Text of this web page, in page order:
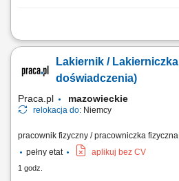
Zadania Realizacja prac montażowych
czynności wykończeniowych w
precyzyjne osadzenie komponentów
Lakiernik /
doświadczenia)
Praca.pl mazowieckie
relokacja do: Niemcy
pracownik fizyczny / pracowniczka fizyczna
pełny etat
aplikuj bez CV
1 godz.